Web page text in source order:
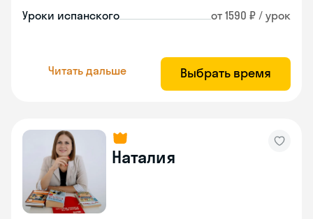
Уроки испанского от 1590 ₽ / урок
Читать дальше Выбрать время
Наталия